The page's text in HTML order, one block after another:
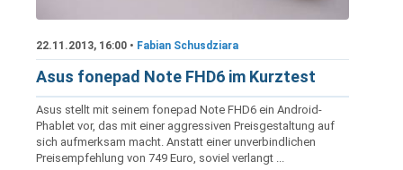
22.11.2013, 16:00 • Fabian Schusdziara
Asus fonepad Note FHD6 im Kurztest
Asus stellt mit seinem fonepad Note FHD6 ein Android-
Phablet vor, das mit einer aggressiven Preisgestaltung auf
sich aufmerksam macht. Anstatt einer unverbindlichen
Preisempfehlung von 749 Euro, soviel verlangt ...